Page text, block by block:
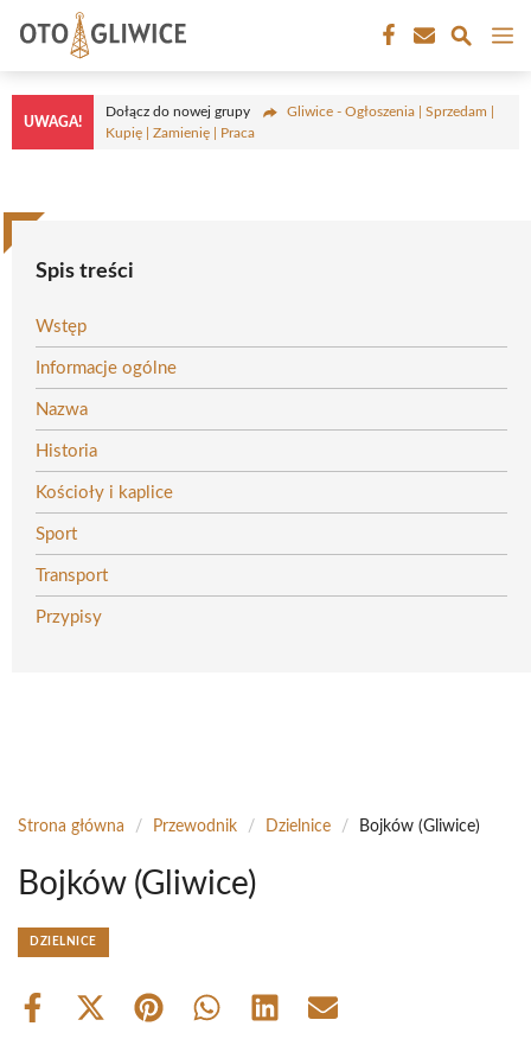
treści
UWAGA!
Dołącz do nowej grupy
Gliwice - Ogłoszenia | Sprzedam |
Kupię | Zamienię | Praca
Spis treści
Wstęp
Informacje ogólne
Nazwa
Historia
Kościoły i kaplice
Sport
Transport
Przypisy
Strona główna / Przewodnik / Dzielnice / Bojków (Gliwice)
Bojków (Gliwice)
DZIELNICE
Share
Share Share Share Share Share